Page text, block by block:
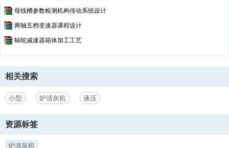
母线槽参数检测机构传动系统设计
两轴五档变速器课程设计
蜗轮减速器箱体加工工艺
相关搜索
小型 炉清灰机 液压
资源标签
炉清灰机